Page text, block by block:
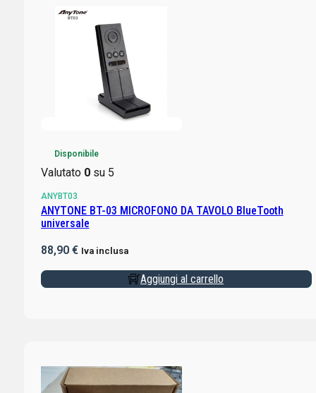
Disponibile
Valutato 0su 5
ANYBT03
ANYTONE BT-03 MICROFONO DA TAVOLO BlueTooth
universale
88,90 € Iva inclusa
Aggiungi al carrello